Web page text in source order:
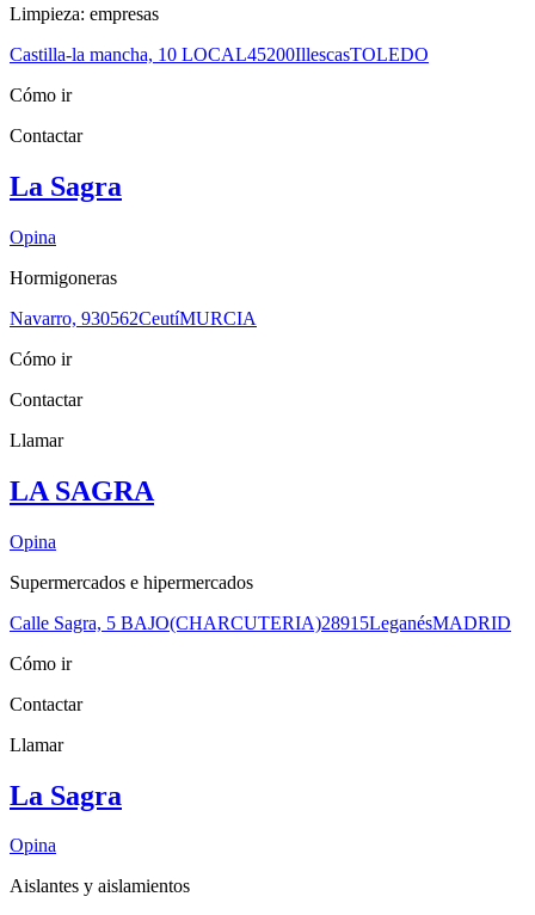
Limpieza: empresas
Castilla-la mancha, 10 LOCAL45200IllescasTOLEDO
Cómo ir
Contactar
La Sagra
Opina
Hormigoneras
Navarro, 930562CeutíMURCIA
Cómo ir
Contactar
Llamar
LA SAGRA
Opina
Supermercados e hipermercados
Calle Sagra, 5 BAJO(CHARCUTERIA)28915LeganésMADRID
Cómo ir
Contactar
Llamar
La Sagra
Opina
Aislantes y aislamientos